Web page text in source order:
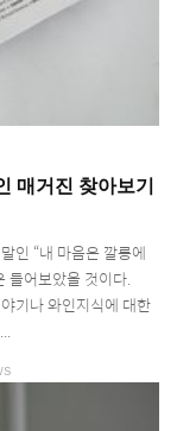
매거진 찾아보기
인 “내 마음은 깔롱에
들어보았을 것이다.
기나 와인지식에 대한